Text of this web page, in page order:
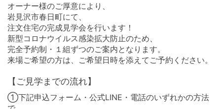
オーナー様のご厚意により、
岩見沢市春日町にて、
注文住宅の完成見学会を行います！
新型コロナウイルス感染拡大防止のため、
完全予約制・１組ずつのご案内となります。
来場ご希望の方は、ご希望日時を添えてご予約ください。
【ご見学までの流れ】
①下記申込フォーム・公式LINE・電話のいずれかの方法